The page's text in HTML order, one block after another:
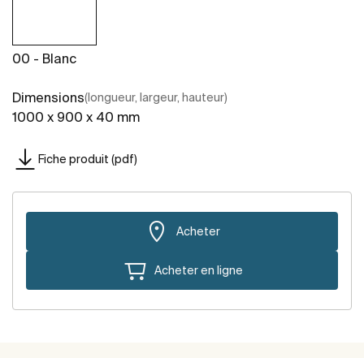
00 - Blanc
Dimensions(longueur, largeur, hauteur)
1000 x 900 x 40 mm
Fiche produit (pdf)
Acheter
Acheter en ligne